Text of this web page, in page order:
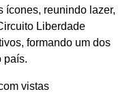
ícones, reunindo lazer,
Liberdade
formando um dos
país.
vistas